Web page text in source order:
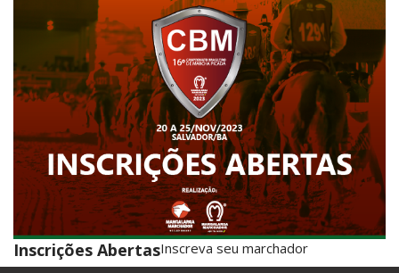
Inscrições AbertasInscreva seu marchador